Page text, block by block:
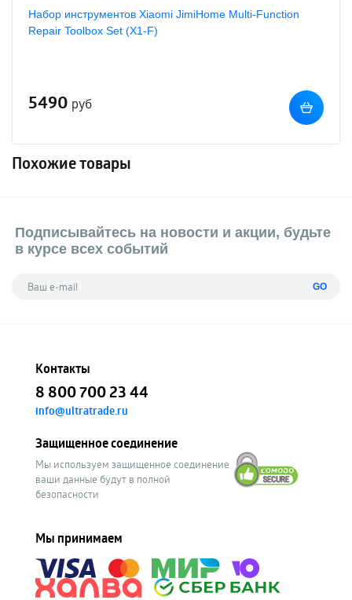
Набор инструментов Xiaomi JimiHome Multi-Function
Repair Toolbox Set (X1-F)
5490 руб
Похожие товары
Подписывайтесь на новости и акции, будьте
в курсе всех событий
GO
Контакты
8 800 700 23 44
info@ultratrade.ru
Защищенное соединение
Мы используем защищенное соединение
ваши данные будут в полной
безопасности
Мы принимаем